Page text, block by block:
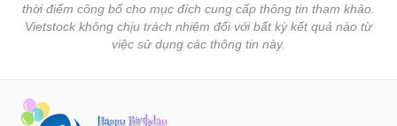
thời điểm công bố cho mục đích cung cấp thông tin tham khảo.
Vietstock không chịu trách nhiệm đối với bất kỳ kết quả nào từ
việc sử dụng các thông tin này.